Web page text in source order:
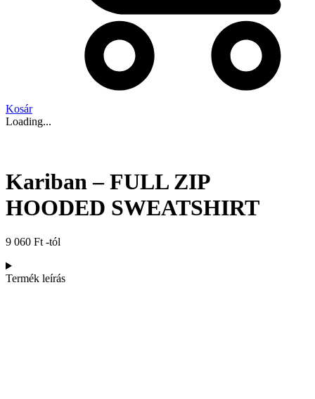
Kosár
Loading...
Kariban – FULL ZIP
HOODED SWEATSHIRT
9 060 Ft -tól
Termék leírás